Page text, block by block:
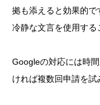
拠も添えると効果的
冷静な文言を使用する
Googleの対応には時
ければ複数回申請を試